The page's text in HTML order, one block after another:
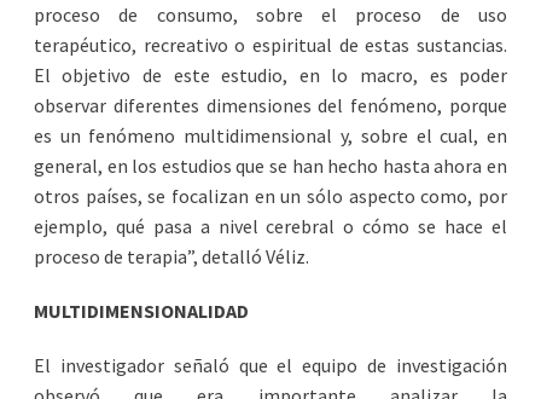
proceso de consumo, sobre el proceso de uso
terapéutico, recreativo o espiritual de estas sustancias.
El objetivo de este estudio, en lo macro, es poder
observar diferentes dimensiones del fenómeno, porque
es un fenómeno multidimensional y, sobre el cual, en
general, en los estudios que se han hecho hasta ahora en
otros países, se focalizan en un sólo aspecto como, por
ejemplo, qué pasa a nivel cerebral o cómo se hace el
proceso de terapia”, detalló Véliz.
MULTIDIMENSIONALIDAD
El investigador señaló que el equipo de investigación